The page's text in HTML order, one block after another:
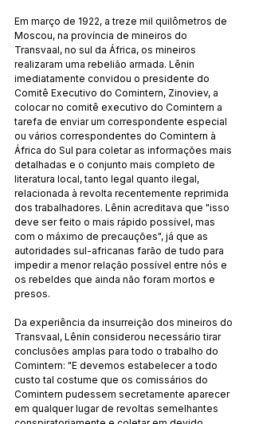
Em março de 1922, a treze mil quilômetros de
Moscou, na província de mineiros do
Transvaal, no sul da África, os mineiros
realizaram uma rebelião armada. Lênin
imediatamente convidou o presidente do
Comitê Executivo do Comintern, Zinoviev, a
colocar no comitê executivo do Comintern a
tarefa de enviar um correspondente especial
ou vários correspondentes do Comintern à
África do Sul para coletar as informações mais
detalhadas e o conjunto mais completo de
literatura local, tanto legal quanto ilegal,
relacionada à revolta recentemente reprimida
dos trabalhadores. Lênin acreditava que "isso
deve ser feito o mais rápido possível, mas
com o máximo de precauções", já que as
autoridades sul-africanas farão de tudo para
impedir a menor relação possível entre nós e
os rebeldes que ainda não foram mortos e
presos.
Da experiência da insurreição dos mineiros do
Transvaal, Lênin considerou necessário tirar
conclusões amplas para todo o trabalho do
Comintern: "E devemos estabelecer a todo
custo tal costume que os comissários do
Comintern pudessem secretamente aparecer
em qualquer lugar de revoltas semelhantes